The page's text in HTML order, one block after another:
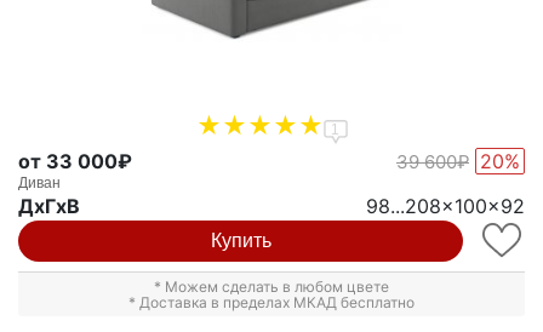
1
от 33 000₽ 39 600₽ 20%
Диван
ДxГxВ 98...208x100x92
Купить
* Можем сделать в любом цвете
* Доставка в пределах МКАД бесплатно